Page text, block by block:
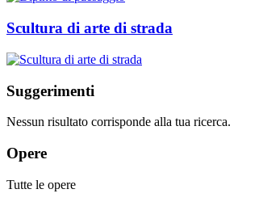
Scultura di arte di strada
Suggerimenti
Nessun risultato corrisponde alla tua ricerca.
Opere
Tutte le opere